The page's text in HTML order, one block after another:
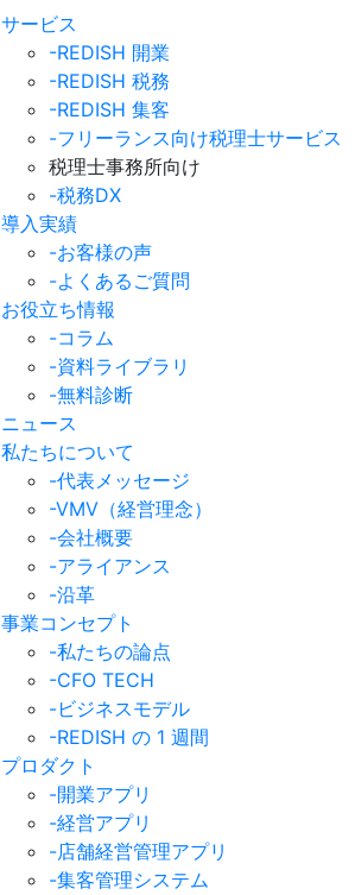
サービス
-REDISH 開業
-REDISH 税務
-REDISH 集客
-フリーランス向け税理士サービス
税理士事務所向け
-税務DX
導入実績
-お客様の声
-よくあるご質問
お役立ち情報
-コラム
-資料ライブラリ
-無料診断
ニュース
私たちについて
-代表メッセージ
-VMV（経営理念）
-会社概要
-アライアンス
-沿革
事業コンセプト
-私たちの論点
-CFO TECH
-ビジネスモデル
-REDISH の 1 週間
プロダクト
-開業アプリ
-経営アプリ
-店舗経営管理アプリ
-集客管理システム